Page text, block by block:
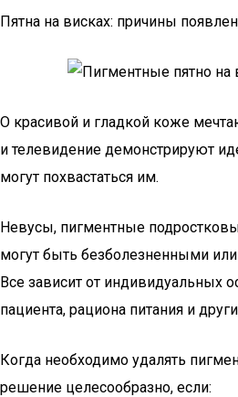
Пятна на висках: причины
О красивой и гладкой коже
и телевидение демонстрируют
могут похвастаться им.
Невусы, пигментные
могут быть безболезненными
Все зависит от индивидуальных
пациента, рациона питания и
Когда необходимо удалять
решение целесообразно, если: